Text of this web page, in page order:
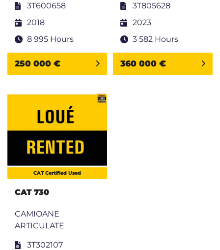
3T600658
2018
8 995 Hours
250 000 €
3T805628
2023
3 582 Hours
360 000 €
CAT Certified Used
CAT 730
CAMIOANE
ARTICULATE
3T302107